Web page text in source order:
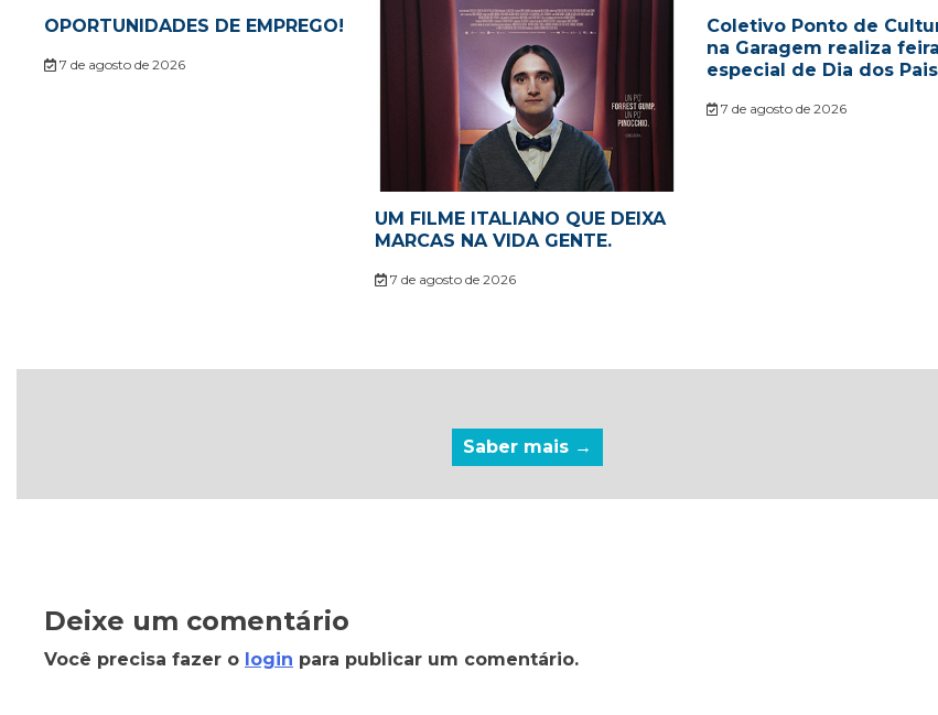
OPORTUNIDADES DE EMPREGO!
7 de agosto de 2026
UM FILME ITALIANO QUE DEIXA
MARCAS NA VIDA GENTE.
7 de agosto de 2026
Coletivo Ponto de
na Garagem realiza feira
especial de Dia dos Pais
7 de agosto de 2026
Saber mais →
Deixe um comentário
Você precisa fazer o login para publicar um comentário.